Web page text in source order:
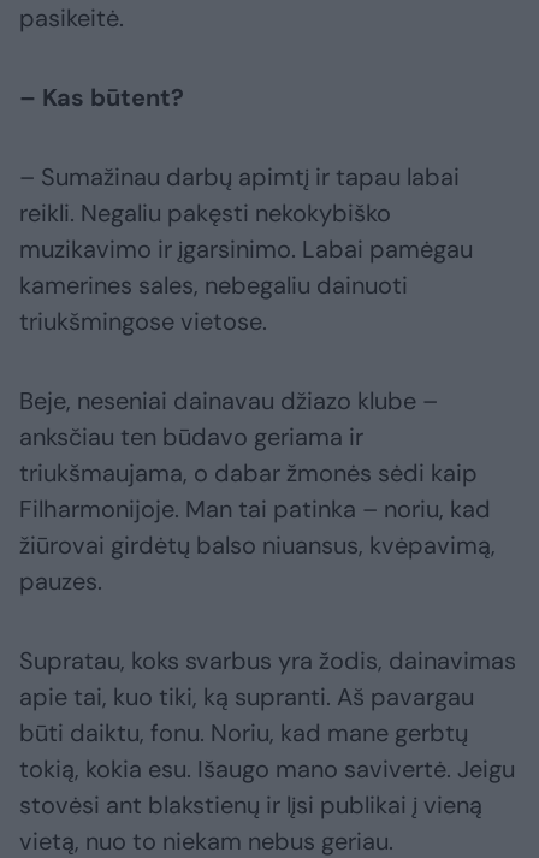
pasikeitė.
– Kas būtent?
– Sumažinau darbų apimtį ir tapau labai
reikli. Negaliu pakęsti nekokybiško
muzikavimo ir įgarsinimo. Labai pamėgau
kamerines sales, nebegaliu dainuoti
triukšmingose vietose.
Beje, neseniai dainavau džiazo klube –
anksčiau ten būdavo geriama ir
triukšmaujama, o dabar žmonės sėdi kaip
Filharmonijoje. Man tai patinka – noriu, kad
žiūrovai girdėtų balso niuansus, kvėpavimą,
pauzes.
Supratau, koks svarbus yra žodis, dainavimas
apie tai, kuo tiki, ką supranti. Aš pavargau
būti daiktu, fonu. Noriu, kad mane gerbtų
tokią, kokia esu. Išaugo mano savivertė. Jeigu
stovėsi ant blakstienų ir lįsi publikai į vieną
vietą, nuo to niekam nebus geriau.